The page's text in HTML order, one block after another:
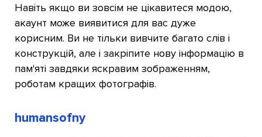
Навіть якщо ви зовсім не цікавитеся модою,
акаунт може виявитися для вас дуже
корисним. Ви не тільки вивчите багато слів і
конструкцій, але і закріпите нову інформацію в
пам'яті завдяки яскравим зображенням,
роботам кращих фотографів.
humansofny